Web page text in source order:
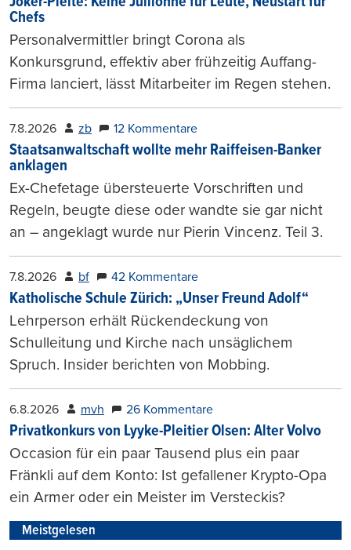
Chefs
Personalvermittler bringt Corona als
Konkursgrund, effektiv aber frühzeitig Auffang-
Firma lanciert, lässt Mitarbeiter im Regen stehen.
7.8.2026 zb 12 Kommentare
Staatsanwaltschaft wollte mehr Raiffeisen-Banker
anklagen
Ex-Chefetage übersteuerte Vorschriften und
Regeln, beugte diese oder wandte sie gar nicht
an – angeklagt wurde nur Pierin Vincenz. Teil 3.
7.8.2026 bf 42 Kommentare
Katholische Schule Zürich: „Unser Freund Adolf“
Lehrperson erhält Rückendeckung von
Schulleitung und Kirche nach unsäglichem
Spruch. Insider berichten von Mobbing.
6.8.2026 mvh 26 Kommentare
Privatkonkurs von Lyyke-Pleitier Olsen: Alter Volvo
Occasion für ein paar Tausend plus ein paar
Fränkli auf dem Konto: Ist gefallener Krypto-Opa
ein Armer oder ein Meister im Versteckis?
Meistgelesen